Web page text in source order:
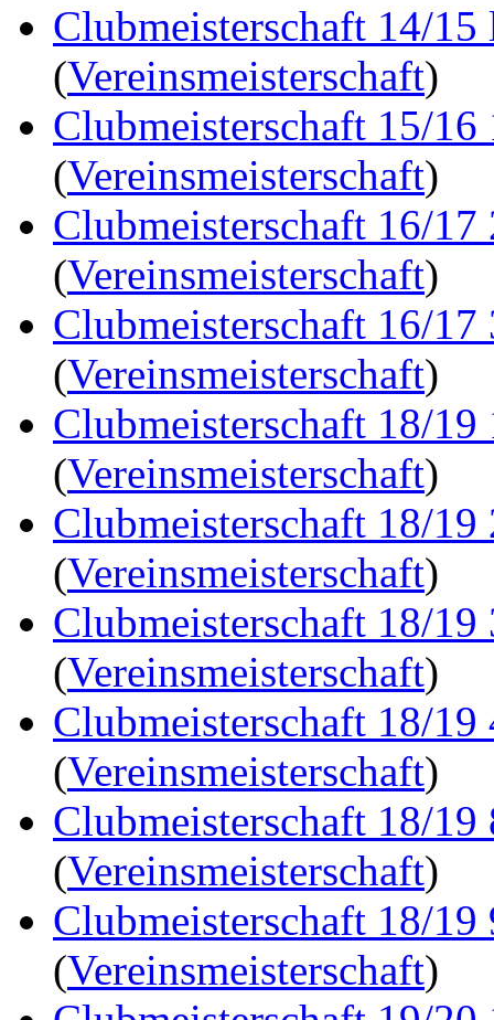
Clubmeisterschaft 14/15
(Vereinsmeisterschaft)
Clubmeisterschaft 15/16
(Vereinsmeisterschaft)
Clubmeisterschaft 16/17
(Vereinsmeisterschaft)
Clubmeisterschaft 16/17
(Vereinsmeisterschaft)
Clubmeisterschaft 18/19
(Vereinsmeisterschaft)
Clubmeisterschaft 18/19
(Vereinsmeisterschaft)
Clubmeisterschaft 18/19
(Vereinsmeisterschaft)
Clubmeisterschaft 18/19
(Vereinsmeisterschaft)
Clubmeisterschaft 18/19
(Vereinsmeisterschaft)
Clubmeisterschaft 18/19
(Vereinsmeisterschaft)